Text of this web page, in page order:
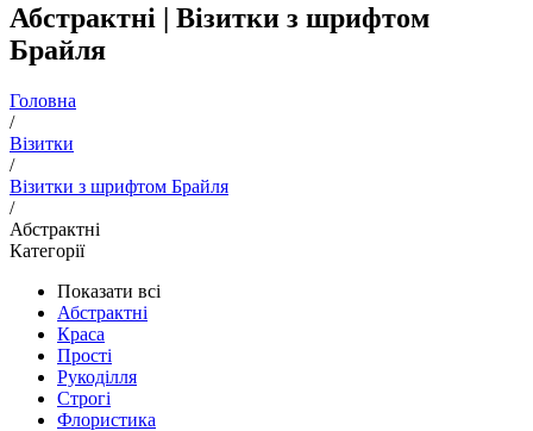
Абстрактні | Візитки з шрифтом
Брайля
Головна
/
Візитки
/
Візитки з шрифтом Брайля
/
Абстрактні
Категорії
Показати всі
Абстрактні
Краса
Прості
Рукоділля
Строгі
Флористика